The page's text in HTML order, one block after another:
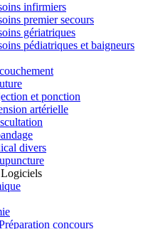
infirmiers
premier secours
gériatriques
pédiatriques et baigneurs
et ponction
artérielle
divers
concours